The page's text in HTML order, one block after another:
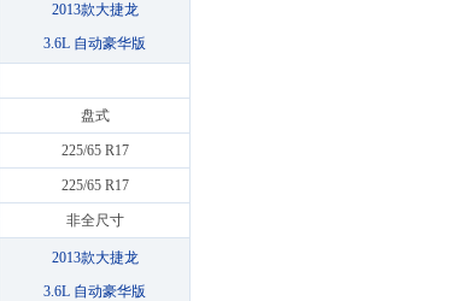
2013款大捷龙
3.6L 自动豪华版
盘式
225/65 R17
225/65 R17
非全尺寸
2013款大捷龙
3.6L 自动豪华版